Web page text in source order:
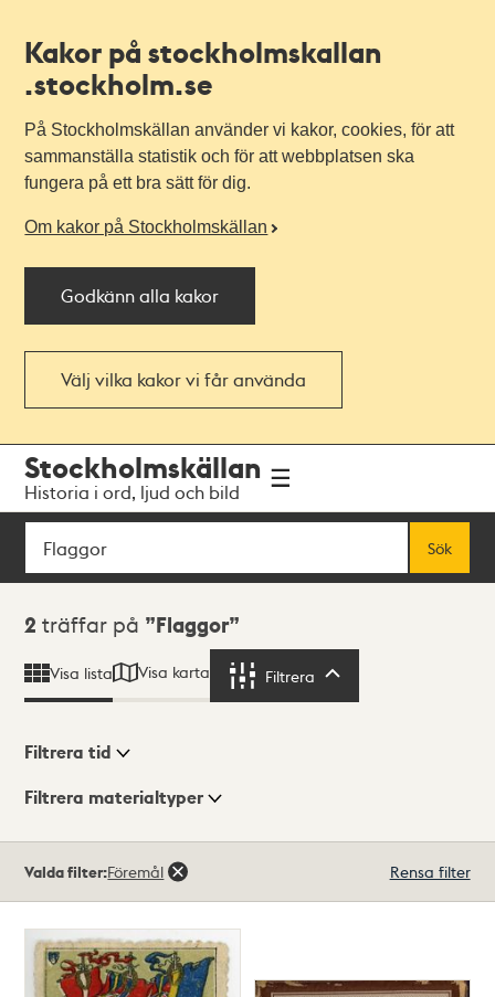
Kakor på stockholmskallan
.stockholm.se
På Stockholmskällan använder vi kakor, cookies, för att
sammanställa statistik och för att webbplatsen ska
fungera på ett bra sätt för dig.
Om kakor på Stockholmskällan
Godkänn alla kakor
Välj vilka kakor vi får använda
navigationen
huvudinnehållet
Stockholmskällan
Historia i ord, ljud och bild
Sök
Sök
Sökresultat
2 träffar på Flaggor
Visa lista Visa karta Filtrera
Visningsläge
Filtrera tid
Filtrera materialtyper
träffar
Valda filter:Föremål Rensa filter